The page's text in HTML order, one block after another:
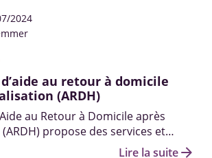
2024
au retour à domicile
(ARDH)
au Retour à Domicile après
propose des services et
faciliter le retour d’une personne
Lire la suitearrow_forward